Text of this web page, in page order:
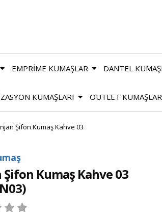
EMPRİME KUMAŞLAR DANTEL
KUMAŞLARI OUTLET KUMAŞLAR
Şifon Kumaş Kahve 03
Şifon Kumaş Kahve 03